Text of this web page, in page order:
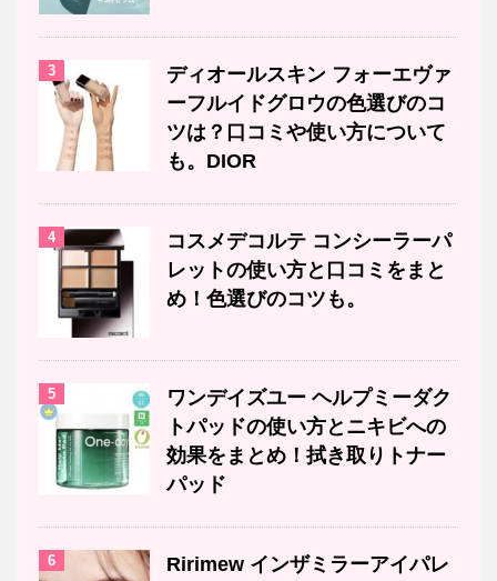
3
ディオールスキン フォーエヴァ
ーフルイドグロウの色選びのコ
ツは？口コミや使い方について
も。DIOR
4
コスメデコルテ コンシーラーパ
レットの使い方と口コミをまと
め！色選びのコツも。
5
ワンデイズユー ヘルプミーダク
トパッドの使い方とニキビへの
効果をまとめ！拭き取りトナー
パッド
6
Ririmew インザミラーアイパレ